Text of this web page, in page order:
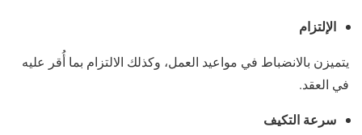
الإلتزام
يتميزن بالانضباط في مواعيد العمل، وكذلك الالتزام بما أُقر عليه
في العقد.
سرعة التكيف